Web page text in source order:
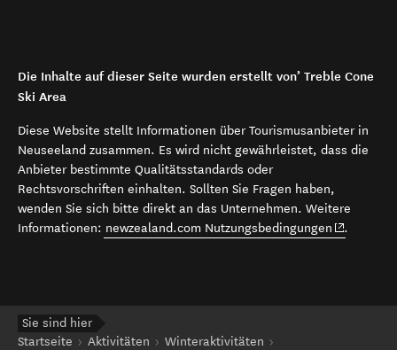
Die Inhalte auf dieser Seite wurden erstellt von’ Treble Cone
Ski Area
Diese Website stellt Informationen über Tourismusanbieter in
Neuseeland zusammen. Es wird nicht gewährleistet, dass die
Anbieter bestimmte Qualitätsstandards oder
Rechtsvorschriften einhalten. Sollten Sie Fragen haben,
wenden Sie sich bitte direkt an das Unternehmen. Weitere
Informationen: newzealand.com Nutzungsbedingungen (opens in
.
Sie sind hier
Startseite
Aktivitäten
Winteraktivitäten